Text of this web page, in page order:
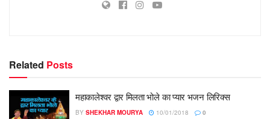
Related Posts
महाकालेश्वर द्वार मिलता भोले का प्यार भजन लिरिक्स
BY SHEKHAR MOURYA 10/01/2018 0